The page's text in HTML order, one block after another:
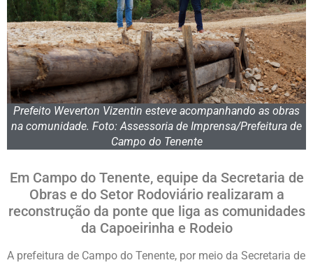
Prefeito Weverton Vizentin esteve acompanhando as obras
na comunidade. Foto: Assessoria de Imprensa/Prefeitura de
Campo do Tenente
Em Campo do Tenente, equipe da Secretaria de
Obras e do Setor Rodoviário realizaram a
reconstrução da ponte que liga as comunidades
da Capoeirinha e Rodeio
A prefeitura de Campo do Tenente, por meio da Secretaria de